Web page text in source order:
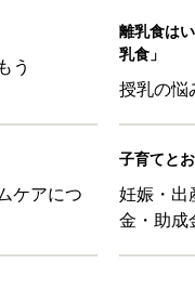
う
離乳食は
乳食」
授乳の悩
ケアにつ
子育てと
妊娠・出
金・助成